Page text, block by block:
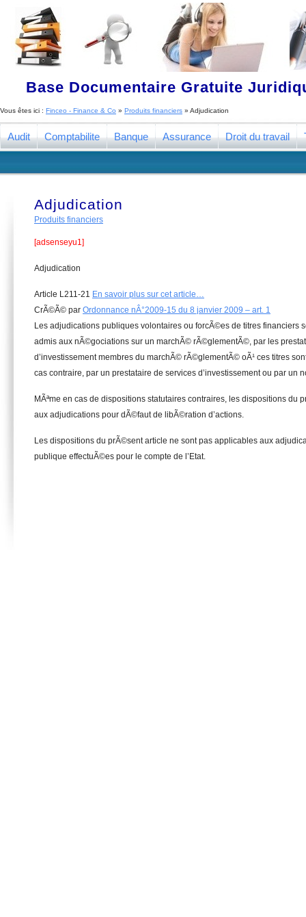
Base Documentaire Gratuite
Vous êtes ici : Finceo - Finance & Co » Produits financiers » Adjudication
Audit Comptabilite Banque Assurance Droit du travail
Adjudication
Produits financiers
[adsenseyu1]
Adjudication
Article L211-21 En savoir plus sur cet article…
CrÃ©Ã© par Ordonnance nÂ°2009-15 du 8 janvier 2009 – art. 1
Les adjudications publiques volontaires ou forcÃ©es de titres financiers
admis aux nÃ©gociations sur un marchÃ© rÃ©glementÃ©, par les
d’investissement membres du marchÃ© rÃ©glementÃ© oÃ¹ ces titres
cas contraire, par un prestataire de services d’investissement ou par un
MÃªme en cas de dispositions statutaires contraires, les dispositions du
aux adjudications pour dÃ©faut de libÃ©ration d’actions.
Les dispositions du prÃ©sent article ne sont pas applicables aux
publique effectuÃ©es pour le compte de l’Etat.